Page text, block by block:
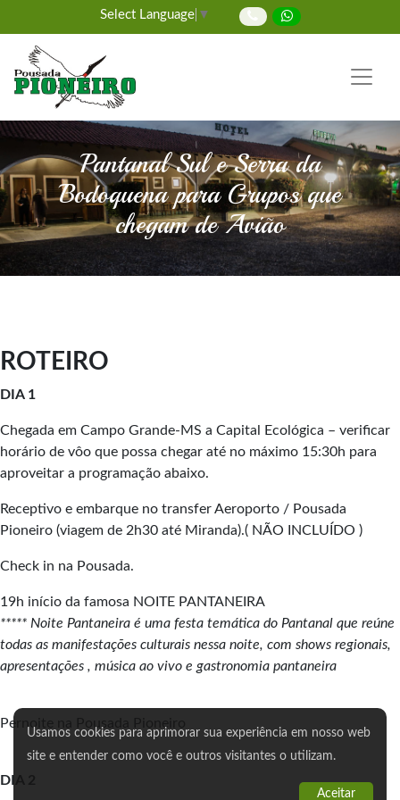
Select Language ▼
Pantanal Sul e Serra da
Bodoquena para Grupos que
chegam de Avião
ROTEIRO
DIA 1
Chegada em Campo Grande-MS a Capital Ecológica – verificar
horário de vôo que possa chegar até no máximo 15:30h para
aproveitar a programação abaixo.
Receptivo e embarque no transfer Aeroporto / Pousada
Pioneiro (viagem de 2h30 até Miranda).( NÃO INCLUÍDO )
Check in na Pousada.
19h início da famosa NOITE PANTANEIRA
***** Noite Pantaneira é uma festa temática do Pantanal que reúne
todas as manifestações culturais nessa noite, com shows regionais,
apresentações , música ao vivo e gastronomia pantaneira
Pernoite na Pousada Pioneiro
DIA 2
Usamos cookies para aprimorar sua experiência em nosso web
site e entender como você e outros visitantes o utilizam.
Aceitar